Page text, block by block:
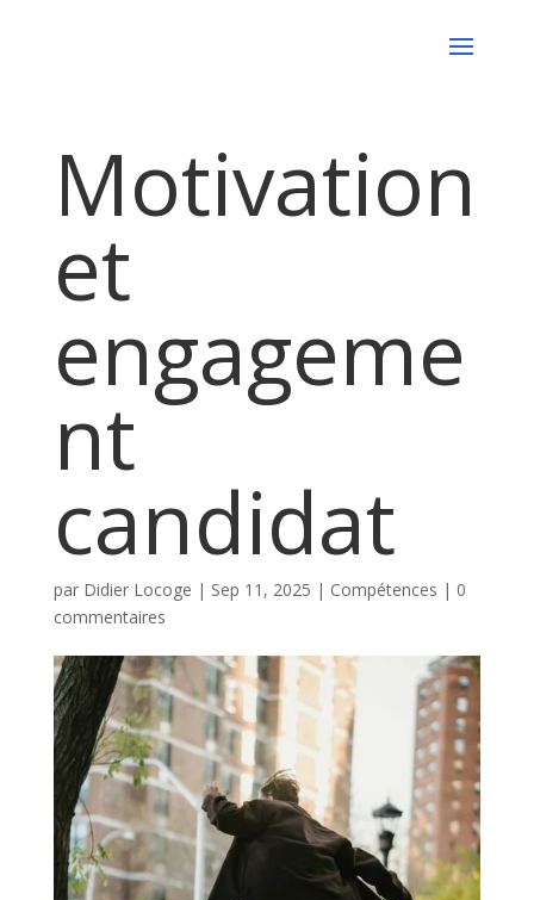
Motivation
et
engageme
nt
candidat
par Didier Locoge | Sep 11, 2025 | Compétences | 0
commentaires